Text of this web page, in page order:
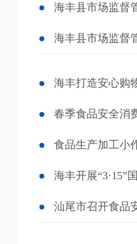
海丰县市场监督
海丰县市场监督
海丰打造安心购
春季食品安全消
食品生产加工小
海丰开展“3·15”
汕尾市召开食品